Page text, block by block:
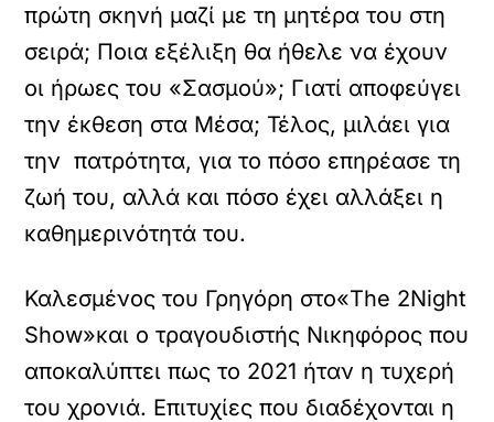
πρώτη σκηνή μαζί με τη μητέρα του στη
σειρά; Ποια εξέλιξη θα ήθελε να έχουν
οι ήρωες του «Σασμού»; Γιατί αποφεύγει
την έκθεση στα Μέσα; Τέλος, μιλάει για
την πατρότητα, για το πόσο επηρέασε τη
ζωή του, αλλά και πόσο έχει αλλάξει η
καθημερινότητά του.
Καλεσμένος του Γρηγόρη στο«The 2Night
Show»και ο τραγουδιστής Νικηφόρος που
αποκαλύπτει πως το 2021 ήταν η τυχερή
του χρονιά. Επιτυχίες που διαδέχονται η